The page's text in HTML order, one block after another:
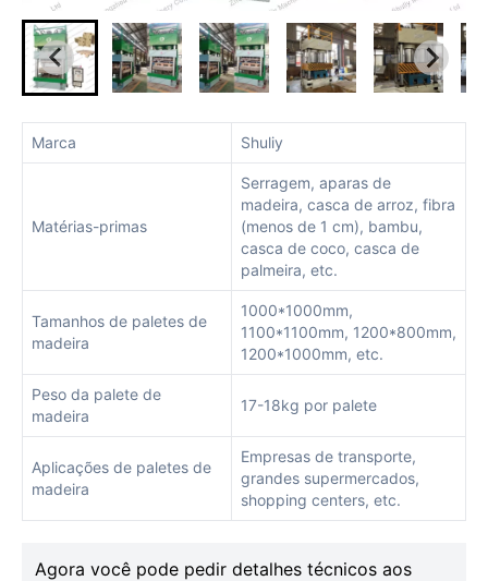
Marca Shuliy
Matérias-primas
Serragem, aparas de
madeira, casca de arroz, fibra
(menos de 1 cm), bambu,
casca de coco, casca de
palmeira, etc.
Tamanhos de paletes de
madeira
1000*1000mm,
1100*1100mm, 1200*800mm,
1200*1000mm, etc.
Peso da palete de
madeira
17-18kg por palete
Aplicações de paletes de
madeira
Empresas de transporte,
grandes supermercados,
shopping centers, etc.
Agora você pode pedir detalhes técnicos aos